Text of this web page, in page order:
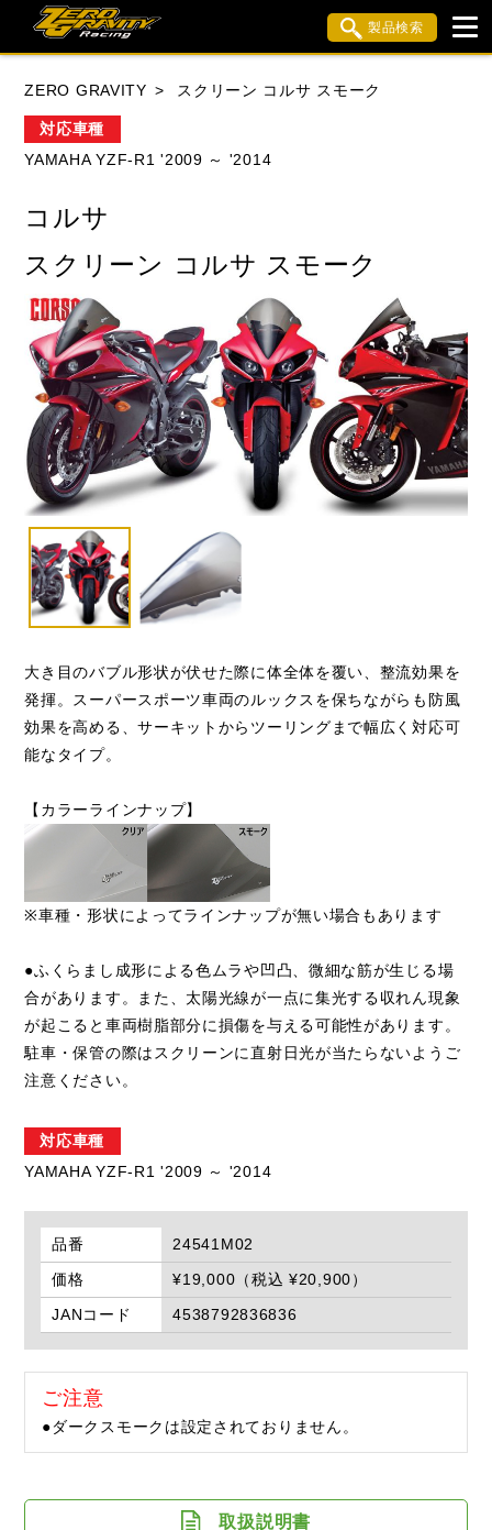
製品検索
閉じる
ZERO GRAVITY スクリーン コルサ スモーク
対応車種
YAMAHA YZF-R1 '2009 ～ '2014
コルサ
スクリーン コルサ スモーク
大き目のバブル形状が伏せた際に体全体を覆い、整流効果を
発揮。スーパースポーツ車両のルックスを保ちながらも防風
効果を高める、サーキットからツーリングまで幅広く対応可
能なタイプ。
【カラーラインナップ】
※車種・形状によってラインナップが無い場合もあります
●ふくらまし成形による色ムラや凹凸、微細な筋が生じる場
合があります。また、太陽光線が一点に集光する収れん現象
が起こると車両樹脂部分に損傷を与える可能性があります。
駐車・保管の際はスクリーンに直射日光が当たらないようご
注意ください。
対応車種
YAMAHA YZF-R1 '2009 ～ '2014
品番
24541M02
価格
¥19,000（税込 ¥20,900）
JANコード
4538792836836
ご注意
●ダークスモークは設定されておりません。
取扱説明書